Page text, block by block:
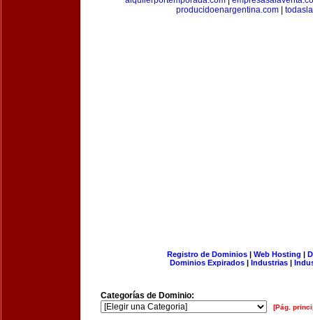
producidoenargentina.com
Registro de Dominios| Web Hosting |
Dominios Expirados | Industrias |
Categorías de Dominio:
[Pág.